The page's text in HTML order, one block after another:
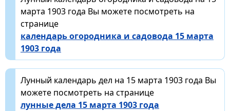
марта 1903 года Вы можете посмотреть на
странице
календарь огородника и садовода 15 марта
1903 года
Лунный календарь дел на 15 марта 1903 года Вы
можете посмотреть на странице
лунные дела 15 марта 1903 года